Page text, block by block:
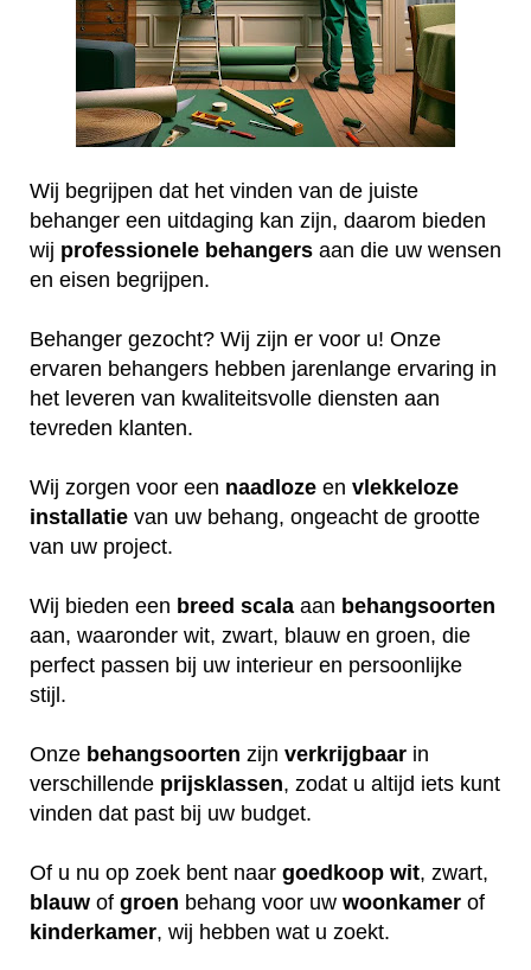
Wij begrijpen dat het vinden van de juiste
behanger een uitdaging kan zijn, daarom bieden
wij professionele behangers aan die uw wensen
en eisen begrijpen.
Behanger gezocht? Wij zijn er voor u! Onze
ervaren behangers hebben jarenlange ervaring in
het leveren van kwaliteitsvolle diensten aan
tevreden klanten.
Wij zorgen voor een naadloze en vlekkeloze
installatie van uw behang, ongeacht de grootte
van uw project.
Wij bieden een breed scala aan behangsoorten
aan, waaronder wit, zwart, blauw en groen, die
perfect passen bij uw interieur en persoonlijke
stijl.
Onze behangsoorten zijn verkrijgbaar in
verschillende prijsklassen, zodat u altijd iets kunt
vinden dat past bij uw budget.
Of u nu op zoek bent naar goedkoop wit, zwart,
blauw of groen behang voor uw woonkamer of
kinderkamer, wij hebben wat u zoekt.